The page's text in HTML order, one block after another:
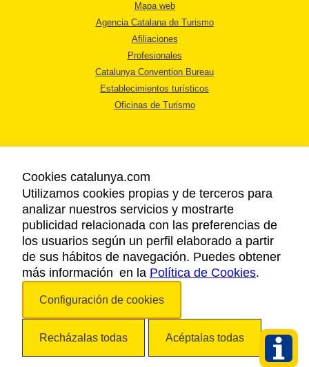
Mapa web
Agencia Catalana de Turismo
Afiliaciones
Profesionales
Catalunya Convention Bureau
Establecimientos turísticos
Oficinas de Turismo
AVISO LEGAL
POLÍTICA DE PRIVACIDAD
COOKIES
ACCESSIBILIDAD
Copyright © 2026. Agencia Catalana de Turismo. Todos los derechos
Cookies catalunya.com
Utilizamos cookies propias y de terceros para
analizar nuestros servicios y mostrarte
publicidad relacionada con las preferencias de
los usuarios según un perfil elaborado a partir
de sus hábitos de navegación. Puedes obtener
más información en la Política de Cookies.
Configuración de cookies
Recházalas todas Acéptalas todas